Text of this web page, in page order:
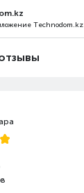
Technodom.kz